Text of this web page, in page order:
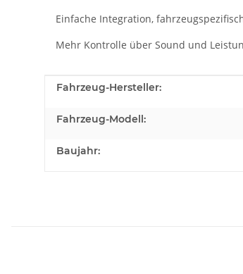
Einfache Integration,
Mehr Kontrolle über Sound und
Produkteigenschaft
Wert
Fahrzeug-Hersteller:
Fahrzeug-Modell:
Baujahr: